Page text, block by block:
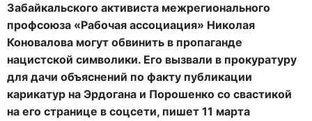
Забайкальского активиста межрегионального
профсоюза «Рабочая ассоциация» Николая
Коновалова могут обвинить в пропаганде
нацистской символики. Его вызвали в прокуратуру
для дачи объяснений по факту публикации
карикатур на Эрдогана и Порошенко со свастикой
на его странице в соцсети, пишет 11 марта